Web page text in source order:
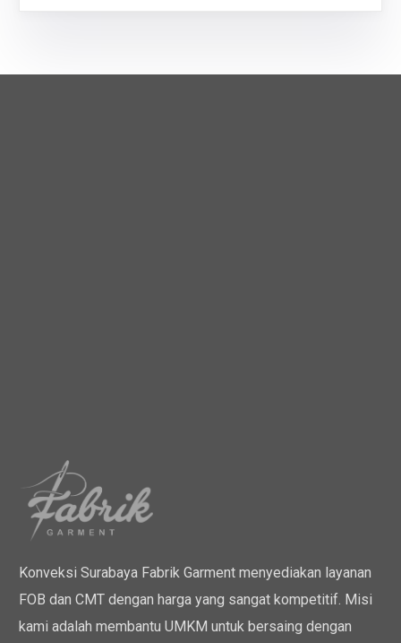
Konveksi Surabaya Fabrik Garment menyediakan layanan
FOB dan CMT dengan harga yang sangat kompetitif. Misi
kami adalah membantu UMKM untuk bersaing dengan